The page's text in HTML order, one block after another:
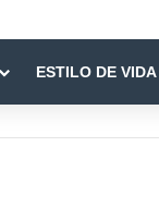
ESTILO DE VIDA